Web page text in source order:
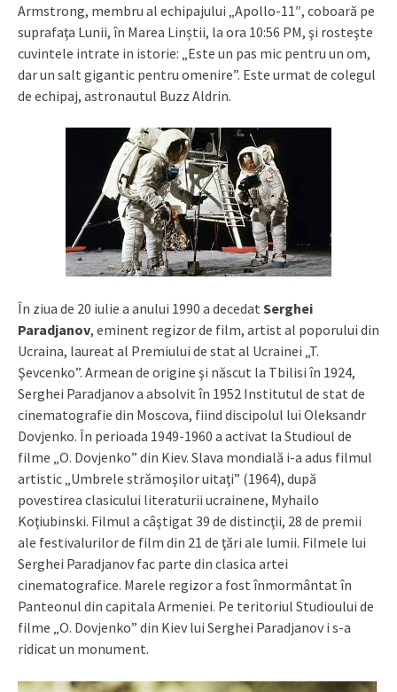
Armstrong, membru al echipajului „Apollo-11″, coboară pe
suprafaţa Lunii, în Marea Linștii, la ora 10:56 PM, şi rosteşte
cuvintele intrate in istorie: „Este un pas mic pentru un om,
dar un salt gigantic pentru omenire”. Este urmat de colegul
de echipaj, astronautul Buzz Aldrin.
În ziua de 20 iulie a anului 1990 a decedat Serghei
Paradjanov, eminent regizor de film, artist al poporului din
Ucraina, laureat al Premiului de stat al Ucrainei „T.
Şevcenko”. Armean de origine şi născut la Tbilisi în 1924,
Serghei Paradjanov a absolvit în 1952 Institutul de stat de
cinematografie din Moscova, fiind discipolul lui Oleksandr
Dovjenko. În perioada 1949-1960 a activat la Studioul de
filme „O. Dovjenko” din Kiev. Slava mondială i-a adus filmul
artistic „Umbrele strămoşilor uitaţi” (1964), după
povestirea clasicului literaturii ucrainene, Myhailo
Koţiubinski. Filmul a câştigat 39 de distincţii, 28 de premii
ale festivalurilor de film din 21 de ţări ale lumii. Filmele lui
Serghei Paradjanov fac parte din clasica artei
cinematografice. Marele regizor a fost înmormântat în
Panteonul din capitala Armeniei. Pe teritoriul Studioului de
filme „O. Dovjenko” din Kiev lui Serghei Paradjanov i s-a
ridicat un monument.